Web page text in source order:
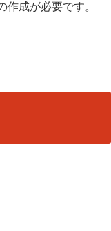
成が必要です。